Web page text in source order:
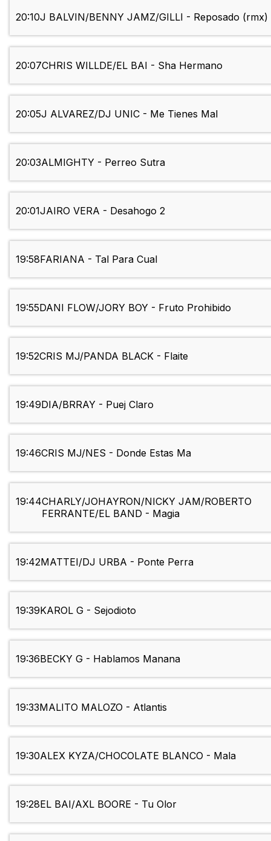
20:10J BALVIN/BENNY JAMZ/GILLI - Reposado (rmx)
20:07CHRIS WILLDE/EL BAI - Sha Hermano
20:05J ALVAREZ/DJ UNIC - Me Tienes Mal
20:03ALMIGHTY - Perreo Sutra
20:01JAIRO VERA - Desahogo 2
19:58FARIANA - Tal Para Cual
19:55DANI FLOW/JORY BOY - Fruto Prohibido
19:52CRIS MJ/PANDA BLACK - Flaite
19:49DIA/BRRAY - Puej Claro
19:46CRIS MJ/NES - Donde Estas Ma
19:44CHARLY/JOHAYRON/NICKY JAM/ROBERTO
FERRANTE/EL BAND - Magia
19:42MATTEI/DJ URBA - Ponte Perra
19:39KAROL G - Sejodioto
19:36BECKY G - Hablamos Manana
19:33MALITO MALOZO - Atlantis
19:30ALEX KYZA/CHOCOLATE BLANCO - Mala
19:28EL BAI/AXL BOORE - Tu Olor